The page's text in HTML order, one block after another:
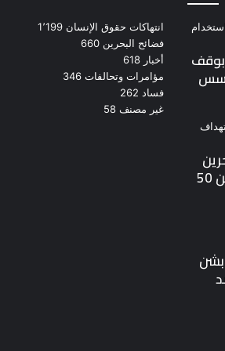
انتهاكات حقوق الإنسان 1٬199
فضائح البحرين 660
أخبار 618
مؤامرات وتحالفات 346
فساد 262
غير مصنف 58
استهداف الشيعة وإلغاء أكثر من 50